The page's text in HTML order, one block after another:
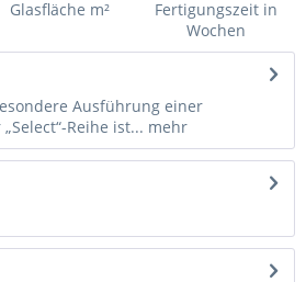
Glasfläche m²
Fertigungszeit in
Wochen
Ausführung einer
Reihe ist... mehr